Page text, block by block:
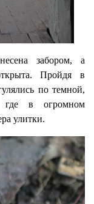
забором, а
Пройдя в
по темной,
где в огромном
улитки.